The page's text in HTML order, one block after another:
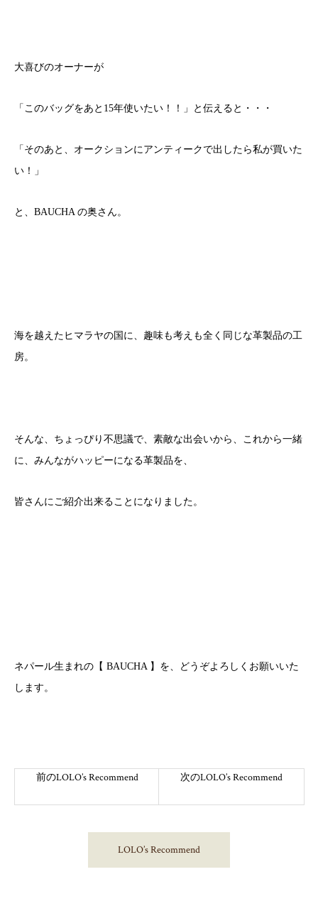
大喜びのオーナーが
「このバッグをあと15年使いたい！！」と伝えると・・・
「そのあと、オークションにアンティークで出したら私が買いた
い！」
と、BAUCHA の奥さん。
海を越えたヒマラヤの国に、趣味も考えも全く同じな革製品の工
房。
そんな、ちょっぴり不思議で、素敵な出会いから、これから一緒
に、みんながハッピーになる革製品を、
皆さんにご紹介出来ることになりました。
ネパール生まれの【 BAUCHA 】を、どうぞよろしくお願いいた
します。
前のLOLO’s Recommend 次のLOLO’s Recommend
LOLO’s Recommend